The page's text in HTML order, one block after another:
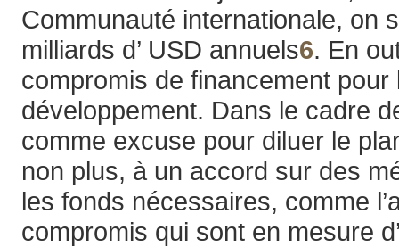
Communauté internationale, on
milliards d’ USD annuels6. En
compromis de financement
développement. Dans le cadre
comme excuse pour diluer le
non plus, à un accord sur des
les fonds nécessaires, comme
compromis qui sont en mesure